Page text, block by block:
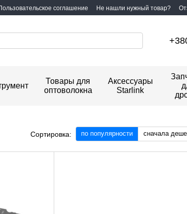
соглашение Не нашли нужный товар?
Товары для
оптоволокна
Аксессуары
Starlink
Сортировка: по популярности сначала